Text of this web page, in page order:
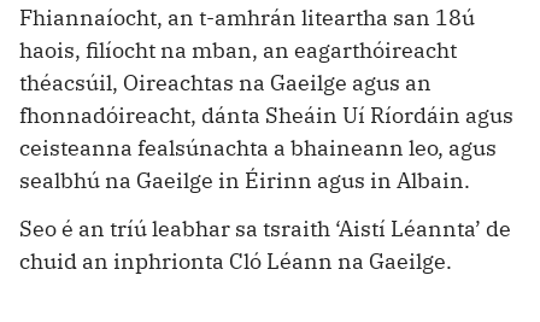
Fhiannaíocht, an t-amhrán liteartha san 18ú
haois, filíocht na mban, an eagarthóireacht
théacsúil, Oireachtas na Gaeilge agus an
fhonnadóireacht, dánta Sheáin Uí Ríordáin agus
ceisteanna fealsúnachta a bhaineann leo, agus
sealbhú na Gaeilge in Éirinn agus in Albain.
Seo é an tríú leabhar sa tsraith ‘Aistí Léannta’ de
chuid an inphrionta Cló Léann na Gaeilge.